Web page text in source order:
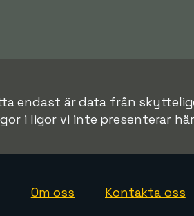
endast är data från
i ligor vi inte presenterar
Om oss Kontakta oss